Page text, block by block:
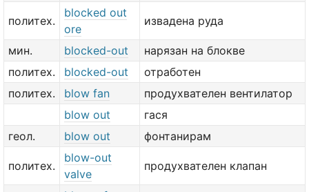
политех.
blocked out
ore
извадена руда
мин. blocked-out
нарязан на блокве
политех.
blocked-out
отработен
политех.
blow fan
продухвателен вентилатор
blow out
гася
геол.
blow out фонтанирам
политех.
blow-out
valve
продухвателен клапан